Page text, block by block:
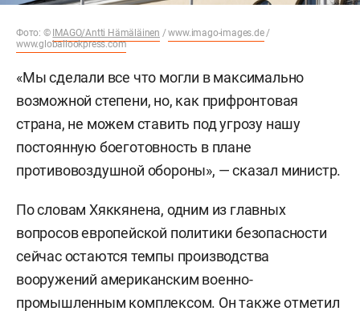
Фото: © IMAGO/Antti Hämäläinen /www.imago-images.de/
www.globallookpress.com
«Мы сделали все что могли в максимально
возможной степени, но, как прифронтовая
страна, не можем ставить под угрозу нашу
постоянную боеготовность в плане
противовоздушной обороны», — сказал министр.
По словам Хяккянена, одним из главных
вопросов европейской политики безопасности
сейчас остаются темпы производства
вооружений американским военно-
промышленным комплексом. Он также отметил